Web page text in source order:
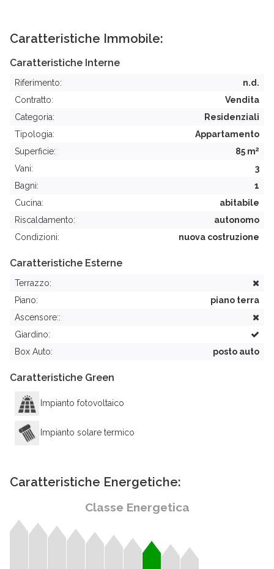
Caratteristiche Immobile:
Caratteristiche Interne
Riferimento:
n.d.
Contratto:
Vendita
Categoria:
Residenziali
Tipologia:
Appartamento
Superficie:
85 m2
Vani:
3
Bagni:
1
Cucina:
abitabile
Riscaldamento:
autonomo
Condizioni:
nuova costruzione
Caratteristiche Esterne
Terrazzo:
Piano:
piano terra
Ascensore::
Giardino:
Box Auto:
posto auto
Caratteristiche Green
Impianto fotovoltaico
Impianto solare termico
Caratteristiche Energetiche:
Classe Energetica